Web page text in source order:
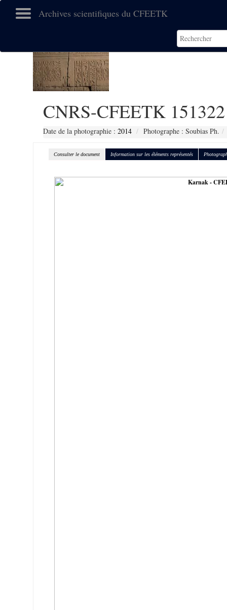
Archives scientifiques du CFEETK
CNRS-CFEETK 151322
Date de la photographie : 2014 Photographe : Soubias Ph.
Consulter le document Information sur les éléments représentés